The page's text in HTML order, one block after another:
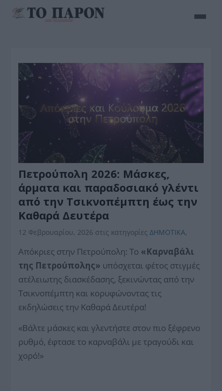
Πετρούπολη 2026: Μάσκες,
άρματα και παραδοσιακό γλέντι
από την Τσικνοπέμπτη έως την
Καθαρά Δευτέρα
12 Φεβρουαρίου, 2026 στις κατηγορίεςΔΗΜΟΤΙΚΑ,
Απόκριες στην Πετρούπολη: To «Καρναβάλι
της Πετρούπολης» υπόσχεται φέτος στιγμές
ατέλειωτης διασκέδασης, ξεκινώντας από την
Τσικνοπέμπτη και κορυφώνοντας τις
εκδηλώσεις την Καθαρά Δευτέρα!
«Βάλτε μάσκες και γλεντήστε στον πιο ξέφρενο
ρυθμό, έφτασε το καρναβάλι με τραγούδι και
χορό!»